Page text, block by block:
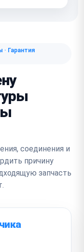
Гарантия
соединения и
причину
запчасть